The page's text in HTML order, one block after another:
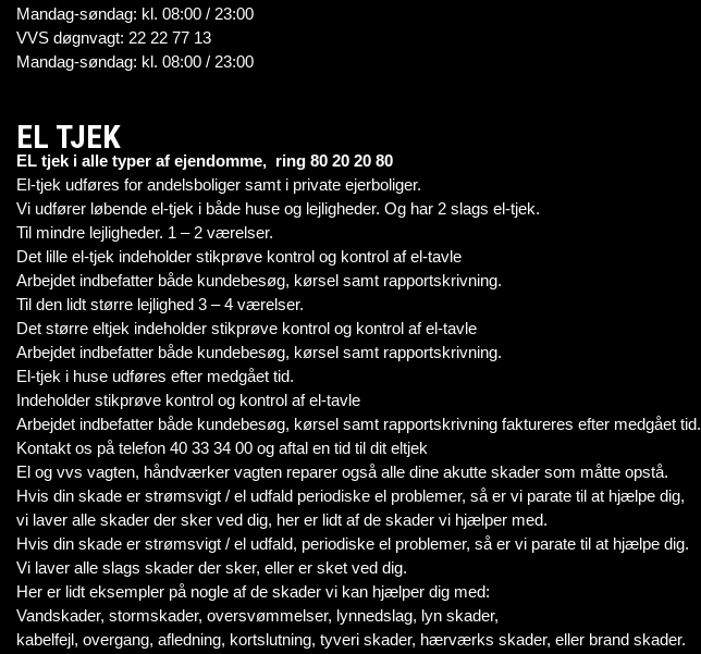
Mandag-søndag: kl. 08:00 / 23:00
VVS døgnvagt: 22 22 77 13
Mandag-søndag: kl. 08:00 / 23:00
EL TJEK
EL tjek i alle typer af ejendomme, ring 80 20 20 80
El-tjek udføres for andelsboliger samt i private ejerboliger.
Vi udfører løbende el-tjek i både huse og lejligheder. Og har 2 slags el-tjek.
Til mindre lejligheder. 1 – 2 værelser.
Det lille el-tjek indeholder stikprøve kontrol og kontrol af el-tavle
Arbejdet indbefatter både kundebesøg, kørsel samt rapportskrivning.
Til den lidt større lejlighed 3 – 4 værelser.
Det større eltjek indeholder stikprøve kontrol og kontrol af el-tavle
Arbejdet indbefatter både kundebesøg, kørsel samt rapportskrivning.
El-tjek i huse udføres efter medgået tid.
Indeholder stikprøve kontrol og kontrol af el-tavle
Arbejdet indbefatter både kundebesøg, kørsel samt rapportskrivning faktureres efter medgået tid.
Kontakt os på telefon 40 33 34 00 og aftal en tid til dit eltjek
El og vvs vagten, håndværker vagten reparer også alle dine akutte skader som måtte opstå.
Hvis din skade er strømsvigt / el udfald periodiske el problemer, så er vi parate til at hjælpe dig,
vi laver alle skader der sker ved dig, her er lidt af de skader vi hjælper med.
Hvis din skade er strømsvigt / el udfald, periodiske el problemer, så er vi parate til at hjælpe dig.
Vi laver alle slags skader der sker, eller er sket ved dig.
Her er lidt eksempler på nogle af de skader vi kan hjælper dig med:
Vandskader, stormskader, oversvømmelser, lynnedslag, lyn skader,
kabelfejl, overgang, afledning, kortslutning, tyveri skader, hærværks skader, eller brand skader.